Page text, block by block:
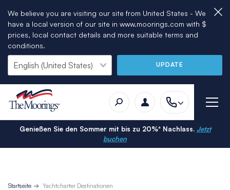
We believe you are visiting our site from United States - We
have a local version of our site in www.moorings.com with $
prices, local contact details and more suitable terms and
conditions.
UPDATE
Genießen Sie den Sommer mit bis zu 20%* Nachlass. Jetzt
buchen
Startseite Yachtcharter Destinationen